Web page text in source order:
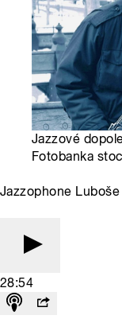
Jazzové
Fotobanka
Jazzophone
28:54